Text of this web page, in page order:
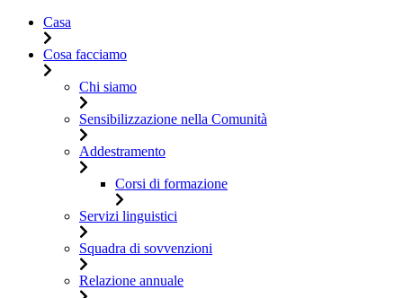
Casa
Cosa facciamo
Chi siamo
Sensibilizzazione nella Comunità
Addestramento
Corsi di formazione
Servizi linguistici
Squadra di sovvenzioni
Relazione annuale